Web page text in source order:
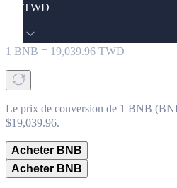
TWD
1 BNB = 19,039.96 TWD
Le prix de conversion de 1 BNB
$19,039.96.
Acheter BNB
Acheter BNB